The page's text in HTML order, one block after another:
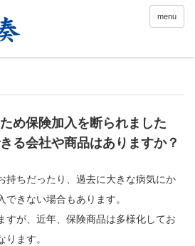
menu
め保険加入を断られました
る会社や商品はありますか？
持ちだったり、過去に大きな病気にか
きない場合もあります。
すが、近年、保険商品は多様化してお
ります。